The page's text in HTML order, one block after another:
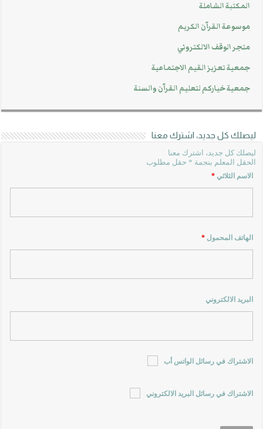
المكتبة الشاملة
موسوعة القرآن الكريم
متجر الوقف الالكتروني
جمعية تعزيز القيم الاجتماعية
جمعية خياركم لتعليم القرآن والسنة
ليصلك كل جديد، اشترك معنا
ليصلك كل جديد، اشترك معنا
الحقل المعلم بنجمة * حقل مطلوب
الاسم الثلاثي*
الهاتف المحمول*
البريد الالكتروني
الاشتراك في رسائل الواتس أب
الاشتراك في رسائل البريد الالكتروني